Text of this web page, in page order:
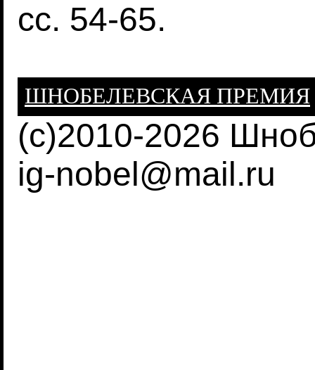
сс. 54-65.
ШНОБЕЛЕВСКАЯ ПРЕМИЯ
(c)2010-2026
ig-nobel@mail.ru